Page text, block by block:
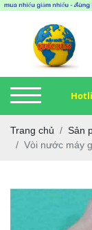
Trang chủ Sản
Vòi nước máy